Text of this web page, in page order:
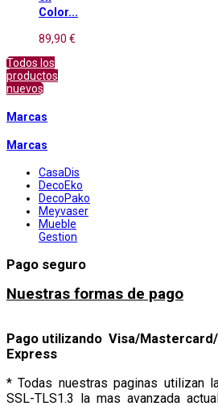
Color...
89,90 €
Todos los
productos
nuevos
Marcas
Marcas
CasaDis
DecoEko
DecoPako
Meyvaser
Mueble
Gestion
Pago seguro
Nuestras formas de pago
Pago utilizando Visa/
Express
* Todas nuestras paginas utilizan
SSL-TLS1.3 la mas avanzada